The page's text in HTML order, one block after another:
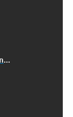
+49 681 905-0 (Servicecenter)